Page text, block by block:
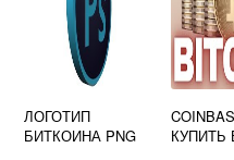
ЛОГОТИП
БИТКОИНА PNG
КУПИТЬ